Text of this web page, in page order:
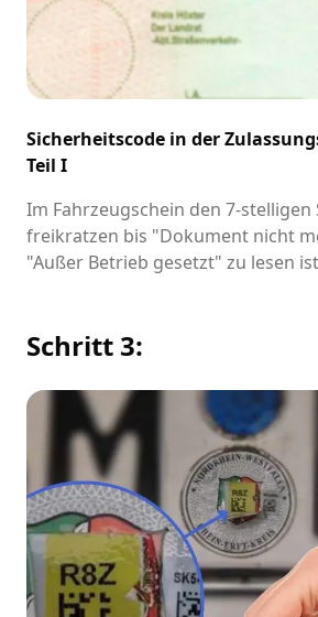
Sicherheitscode in der
Teil I
Im Fahrzeugschein den 7-
freikratzen bis "Dokument nicht
"Außer Betrieb gesetzt" zu lesen
Schritt 3: